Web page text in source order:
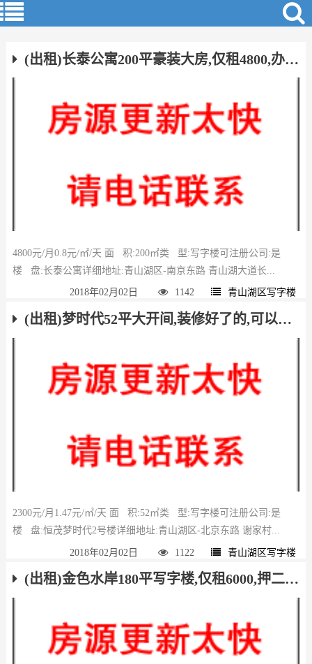
(出租)长泰公寓200平豪装大房,仅租4800,办公优选！
4800元/月0.8元/㎡/天 面 积:200㎡类 型:写字楼可注册公司:是
楼 盘:长泰公寓详细地址:青山湖区-南京东路 青山湖大道长...
2018年02月02日 1142 青山湖区写字楼
(出租)梦时代52平大开间,装修好了的,可以直接进去办公
2300元/月1.47元/㎡/天 面 积:52㎡类 型:写字楼可注册公司:是
楼 盘:恒茂梦时代2号楼详细地址:青山湖区-北京东路 谢家村...
2018年02月02日 1122 青山湖区写字楼
(出租)金色水岸180平写字楼,仅租6000,押二付三